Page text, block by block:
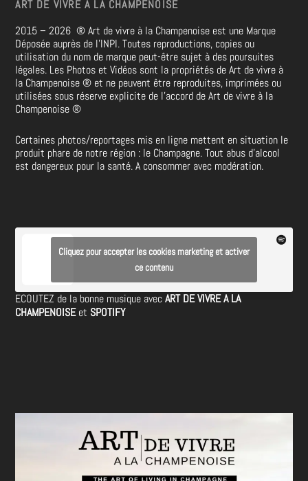
ART DE VIVRE A LA CHAMPENOISE
2015 – 2026®Art de vivre à la Champenoise est une Marque
Déposée auprès de l’INPI. Toutes reproductions, copies ou
utilisation du nom de marque peut-être sujet à des poursuites
légales. Les Photos et Vidéos sont la propriétés de Art de vivre à
la Champenoise® et ne peuvent être reproduites, imprimées ou
utilisées sous réserve explicite de l’accord de Art de vivre à la
Champenoise®
Certaines photos/reportages mis en ligne mettent en situation le
produit phare de notre région : le Champagne. Tout abus d’alcool
est dangereux pour la santé. A consommer avec modération.
Cliquez pour accepter les cookies marketing et activer
ce contenu
ECOUTEZ de la bonne musique avecART DE VIVRE A LA
CHAMPENOISEet SPOTIFY